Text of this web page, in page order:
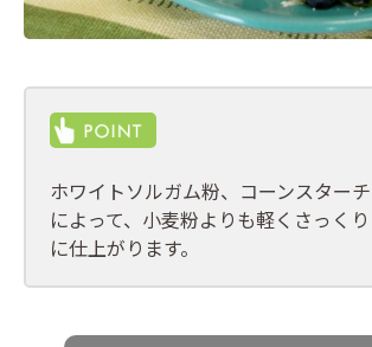
ホワイトソルガム粉、コーンスター
によって、小麦粉よりも軽くさっく
に仕上がります。